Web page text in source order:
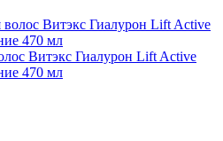
Витэкс Гиалурон Lift Active
470 мл